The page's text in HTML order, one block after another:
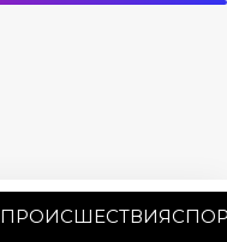
ПРОИСШЕСТВИЯ